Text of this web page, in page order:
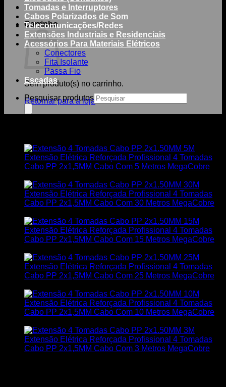
Carrinho
Sem produto(s) no carrinho.
Retornar para a loja
Tomadas e Interruptores
Cabos Polarizados de Som
Telecomunicações/Redes
Extensões Industriais e Residenciais
Acessórios Para Materiais Elétricos
Conectores
Fita Isolante
Passa Fio
Escadas
Pesquisar produtos
Extensão Elétrica Reforçada Profissional 4 Tomadas
Cabo PP 2x1,5MM Cabo Com 5 Metros MegaCobre
Extensão Elétrica Reforçada Profissional 4 Tomadas
Cabo PP 2x1,5MM Cabo Com 30 Metros MegaCobre
Extensão Elétrica Reforçada Profissional 4 Tomadas
Cabo PP 2x1,5MM Cabo Com 15 Metros MegaCobre
Extensão Elétrica Reforçada Profissional 4 Tomadas
Cabo PP 2x1,5MM Cabo Com 25 Metros MegaCobre
Extensão Elétrica Reforçada Profissional 4 Tomadas
Cabo PP 2x1,5MM Cabo Com 10 Metros MegaCobre
Extensão Elétrica Reforçada Profissional 4 Tomadas
Cabo PP 2x1,5MM Cabo Com 3 Metros MegaCobre